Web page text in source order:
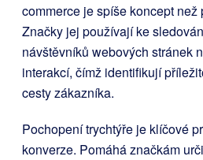
commerce je spíše koncept než
Značky jej používají ke
návštěvníků webových stránek
interakcí, čímž identifikují
cesty zákazníka.
Pochopení trychtýře je klíčové
konverze. Pomáhá značkám